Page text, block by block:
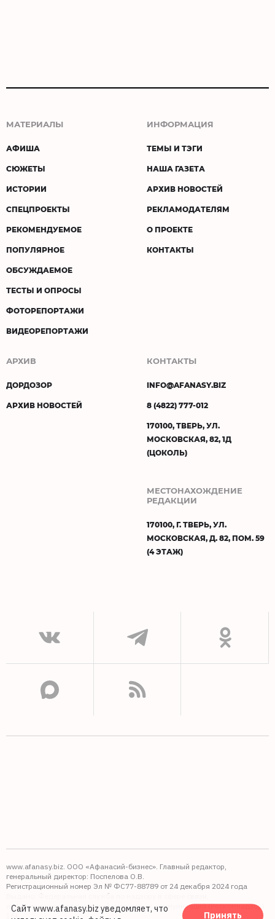
МАТЕРИАЛЫ
АФИША
СЮЖЕТЫ
ИСТОРИИ
СПЕЦПРОЕКТЫ
РЕКОМЕНДУЕМОЕ
ПОПУЛЯРНОЕ
ОБСУЖДАЕМОЕ
ТЕСТЫ И ОПРОСЫ
ФОТОРЕПОРТАЖИ
ВИДЕОРЕПОРТАЖИ
ИНФОРМАЦИЯ
ТЕМЫ И ТЭГИ
НАША ГАЗЕТА
АРХИВ НОВОСТЕЙ
РЕКЛАМОДАТЕЛЯМ
О ПРОЕКТЕ
КОНТАКТЫ
АРХИВ
ДОРДОЗОР
АРХИВ НОВОСТЕЙ
КОНТАКТЫ
INFO@AFANASY.BIZ
8 (4822) 777-012
170100, ТВЕРЬ, УЛ.
МОСКОВСКАЯ, 82, 1Д
(ЦОКОЛЬ)
МЕСТОНАХОЖДЕНИЕ
РЕДАКЦИИ
170100, Г. ТВЕРЬ, УЛ.
МОСКОВСКАЯ, Д. 82, ПОМ. 59
(4 ЭТАЖ)
www.afanasy.biz. ООО «Афанасий-бизнес». Главный редактор,
генеральный директор: Поспелова О.В.
Регистрационный номер Эл № ФС77-88789 от 24 декабря 2024 года
Выдано: Федеральная служба по надзору в сфере связи,
информационных технологий и массовых коммуникаций (Роскомнадзор).
Сайт www.afanasy.biz уведомляет, что
Принять